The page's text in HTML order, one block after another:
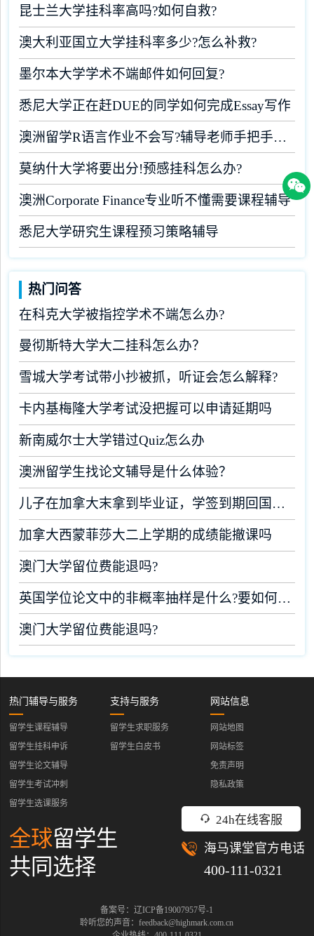
昆士兰大学挂科率高吗?如何自救?
澳大利亚国立大学挂科率多少?怎么补救?
墨尔本大学学术不端邮件如何回复?
悉尼大学正在赶DUE的同学如何完成Essay写作
澳洲留学R语言作业不会写?辅导老师手把手教学
莫纳什大学将要出分!预感挂科怎么办?
澳洲Corporate Finance专业听不懂需要课程辅导
悉尼大学研究生课程预习策略辅导
热门问答
在科克大学被指控学术不端怎么办?
曼彻斯特大学大二挂科怎么办？
雪城大学考试带小抄被抓，听证会怎么解释?
卡内基梅隆大学考试没把握可以申请延期吗
新南威尔士大学错过Quiz怎么办
澳洲留学生找论文辅导是什么体验？
儿子在加拿大末拿到毕业证，学签到期回国了有办法补救吗
加拿大西蒙菲莎大二上学期的成绩能撤课吗
澳门大学留位费能退吗?
英国学位论文中的非概率抽样是什么?要如何完成?
澳门大学留位费能退吗?
24h在线客服
海马课堂官方电话
400-111-0321
热门辅导与服务
留学生课程辅导
留学生挂科申诉
留学生论文辅导
留学生考试冲刺
留学生选课服务
支持与服务
留学生求职服务
留学生白皮书
网站信息
网站地图
网站标签
免责声明
隐私政策
全球留学生
共同选择
备案号：辽ICP备19007957号-1
聆听您的声音：feedback@highmark.com.cn